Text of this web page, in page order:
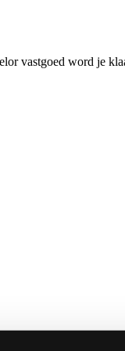
vastgoed word je